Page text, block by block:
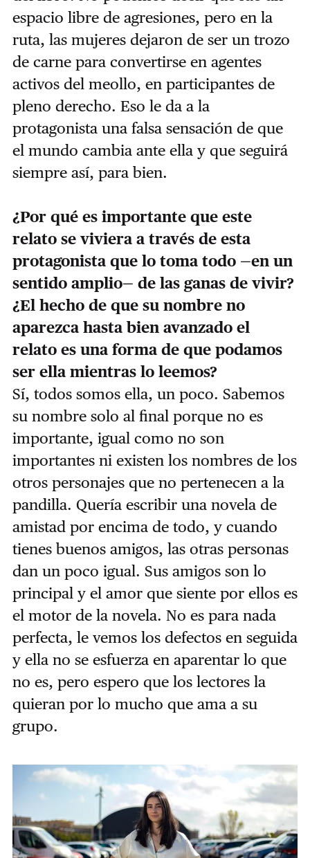
espacio libre de agresiones, pero en la
ruta, las mujeres dejaron de ser un trozo
de carne para convertirse en agentes
activos del meollo, en participantes de
pleno derecho. Eso le da a la
protagonista una falsa sensación de que
el mundo cambia ante ella y que seguirá
siempre así, para bien.
¿Por qué es importante que este
relato se viviera a través de esta
protagonista que lo toma todo —en un
sentido amplio— de las ganas de vivir?
¿El hecho de que su nombre no
aparezca hasta bien avanzado el
relato es una forma de que podamos
ser ella mientras lo leemos?
Sí, todos somos ella, un poco. Sabemos
su nombre solo al final porque no es
importante, igual como no son
importantes ni existen los nombres de los
otros personajes que no pertenecen a la
pandilla. Quería escribir una novela de
amistad por encima de todo, y cuando
tienes buenos amigos, las otras personas
dan un poco igual. Sus amigos son lo
principal y el amor que siente por ellos es
el motor de la novela. No es para nada
perfecta, le vemos los defectos en seguida
y ella no se esfuerza en aparentar lo que
no es, pero espero que los lectores la
quieran por lo mucho que ama a su
grupo.